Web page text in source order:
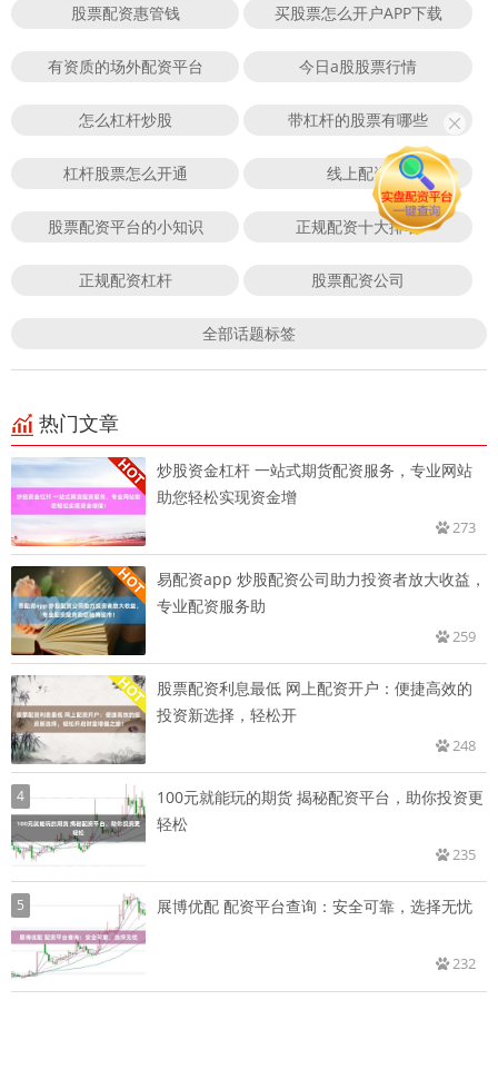
股票配资惠管钱 买股票怎么开户APP下载
有资质的场外配资平台 今日a股股票行情
怎么杠杆炒股 带杠杆的股票有哪些
杠杆股票怎么开通 线上配资
股票配资平台的小知识 正规配资十大排名
正规配资杠杆 股票配资公司
全部话题标签
热门文章
炒股资金杠杆 一站式期货配资服务，专业网站
助您轻松实现资金增
273
易配资app 炒股配资公司助力投资者放大收益，
专业配资服务助
259
股票配资利息最低 网上配资开户：便捷高效的
投资新选择，轻松开
248
4
100元就能玩的期货 揭秘配资平台，助你投资更
轻松
235
5 展博优配 配资平台查询：安全可靠，选择无忧
232